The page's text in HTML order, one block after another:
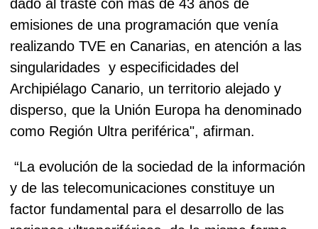
dado al traste con más de 43 años de
emisiones de una programación que venía
realizando TVE en Canarias, en atención a las
singularidades y especificidades del
Archipiélago Canario, un territorio alejado y
disperso, que la Unión Europa ha denominado
como Región Ultra periférica", afirman.
“La evolución de la sociedad de la información
y de las telecomunicaciones constituye un
factor fundamental para el desarrollo de las